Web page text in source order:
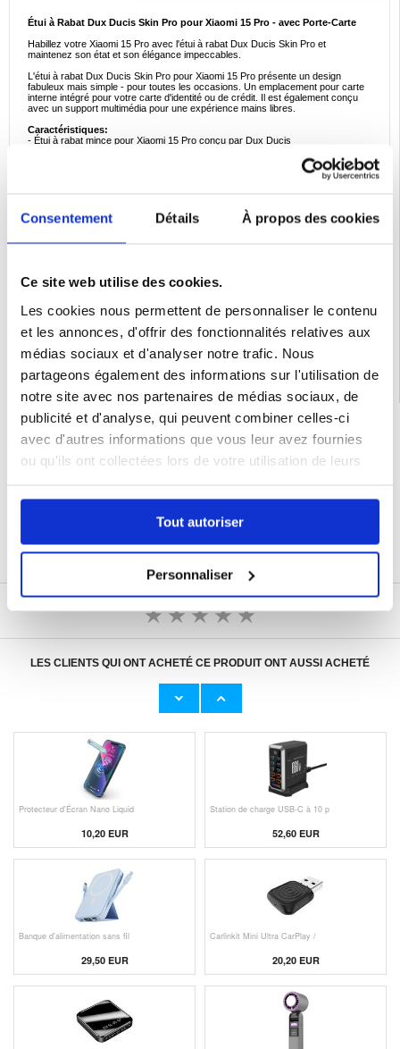
Consentement Détails À propos des cookies
Ce site web utilise des cookies.
Les cookies nous permettent de personnaliser le contenu
et les annonces, d'offrir des fonctionnalités relatives aux
médias sociaux et d'analyser notre trafic. Nous
partageons également des informations sur l'utilisation de
notre site avec nos partenaires de médias sociaux, de
publicité et d'analyse, qui peuvent combiner celles-ci
avec d'autres informations que vous leur avez fournies
ou qu'ils ont collectées lors de votre utilisation de leurs
Tout autoriser
Personnaliser
Étui à Rabat Dux Ducis Skin Pro pour Xiaomi 15 Pro - avec Porte-Carte
Habillez votre Xiaomi 15 Pro avec l'étui à rabat Dux Ducis Skin Pro et
maintenez son état et son élégance impeccables.
L'étui à rabat Dux Ducis Skin Pro pour Xiaomi 15 Pro présente un design
fabuleux mais simple - pour toutes les occasions. Un emplacement pour carte
interne intégré pour votre carte d'identité ou de crédit. Il est également conçu
avec un support multimédia pour une expérience mains libres.
Caractéristiques:
- Étui à rabat mince pour Xiaomi 15 Pro conçu par Dux Ducis
- Avec une poche pour carte pour ranger votre carte d'identité ou votre carte de
- Cet étui à rabat Xiaomi 15 Pro est fait en polyuréthane et TPU
EAN: 6971824163353
Catégories associées:Accessoires téléphone ,Coque & Accessoires Xiaomi,
LIVRAISON RAPIDE
POUR LES MEMBRES DU CLUB24
POLITIQUE DE RETOUR DE 30 JOURS
SATISFAITS
ÉCRIRE UN AVIS
LES CLIENTS QUI ONT ACHETÉ CE PRODUIT ONT AUSSI ACHETÉ
Câble Apple Lightning d'Origin
Protecteur d'Écran Nano Liquid
10,20 EUR
Station de charge USB-C à 10 p
52,60 EUR
Banque d'alimentation sans fil
29,50 EUR
Carlinkit Mini Ultra CarPlay /
20,20 EUR